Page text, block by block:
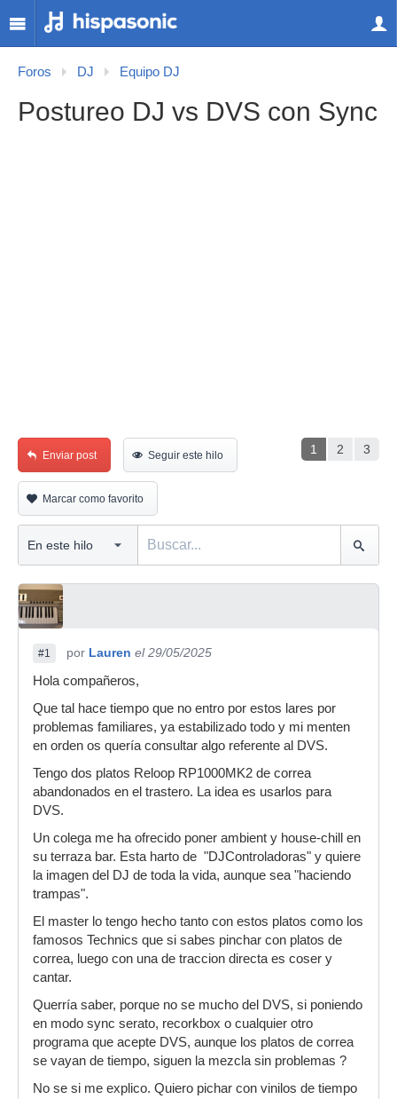
Foros DJ Equipo DJ
Postureo DJ vs DVS con Sync
1 2 3
Enviar post Seguir este hilo
Marcar como favorito
#1 por Lauren el 29/05/2025
Hola compañeros,
Que tal hace tiempo que no entro por estos lares por
problemas familiares, ya estabilizado todo y mi menten
en orden os quería consultar algo referente al DVS.
Tengo dos platos Reloop RP1000MK2 de correa
abandonados en el trastero. La idea es usarlos para
DVS.
Un colega me ha ofrecido poner ambient y house-chill en
su terraza bar. Esta harto de "DJControladoras" y quiere
la imagen del DJ de toda la vida, aunque sea "haciendo
trampas".
El master lo tengo hecho tanto con estos platos como los
famosos Technics que si sabes pinchar con platos de
correa, luego con una de traccion directa es coser y
cantar.
Querría saber, porque no se mucho del DVS, si poniendo
en modo sync serato, recorkbox o cualquier otro
programa que acepte DVS, aunque los platos de correa
se vayan de tiempo, siguen la mezcla sin problemas ?
No se si me explico. Quiero pichar con vinilos de tiempo